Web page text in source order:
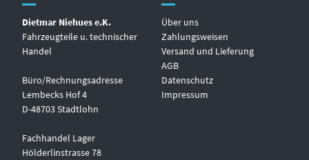
Dietmar Niehues e.K.
Fahrzeugteile u. technischer
Handel
Büro/Rechnungsadresse
Lembecks Hof 4
D-48703 Stadtlohn
Fachhandel Lager
Hölderlinstrasse 78
Über uns
Zahlungsweisen
Versand und Lieferung
AGB
Datenschutz
Impressum